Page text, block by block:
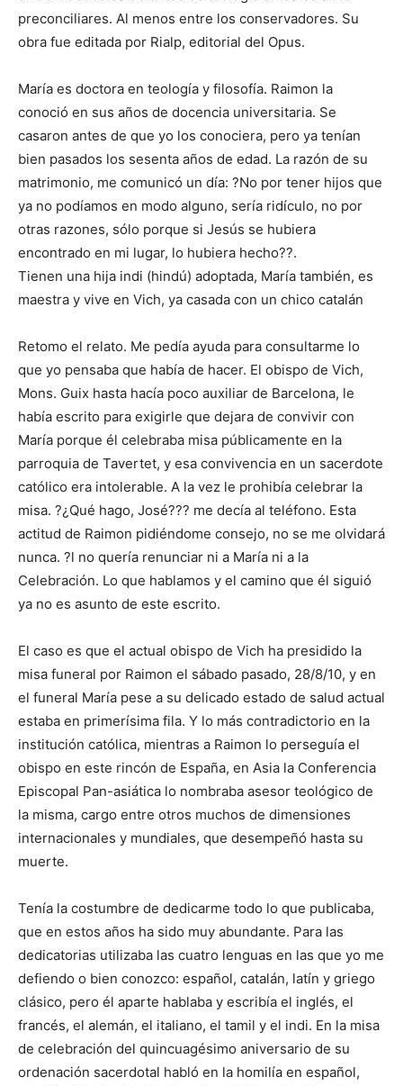
preconciliares. Al menos entre los conservadores. Su
obra fue editada por Rialp, editorial del Opus.
María es doctora en teología y filosofía. Raimon la
conoció en sus años de docencia universitaria. Se
casaron antes de que yo los conociera, pero ya tenían
bien pasados los sesenta años de edad. La razón de su
matrimonio, me comunicó un día: ?No por tener hijos que
ya no podíamos en modo alguno, sería ridículo, no por
otras razones, sólo porque si Jesús se hubiera
encontrado en mi lugar, lo hubiera hecho??.
Tienen una hija indi (hindú) adoptada, María también, es
maestra y vive en Vich, ya casada con un chico catalán
Retomo el relato. Me pedía ayuda para consultarme lo
que yo pensaba que había de hacer. El obispo de Vich,
Mons. Guix hasta hacía poco auxiliar de Barcelona, le
había escrito para exigirle que dejara de convivir con
María porque él celebraba misa públicamente en la
parroquia de Tavertet, y esa convivencia en un sacerdote
católico era intolerable. A la vez le prohibía celebrar la
misa. ?¿Qué hago, José??? me decía al teléfono. Esta
actitud de Raimon pidiéndome consejo, no se me olvidará
nunca. ?l no quería renunciar ni a María ni a la
Celebración. Lo que hablamos y el camino que él siguió
ya no es asunto de este escrito.
El caso es que el actual obispo de Vich ha presidido la
misa funeral por Raimon el sábado pasado, 28/8/10, y en
el funeral María pese a su delicado estado de salud actual
estaba en primerísima fila. Y lo más contradictorio en la
institución católica, mientras a Raimon lo perseguía el
obispo en este rincón de España, en Asia la Conferencia
Episcopal Pan-asiática lo nombraba asesor teológico de
la misma, cargo entre otros muchos de dimensiones
internacionales y mundiales, que desempeñó hasta su
muerte.
Tenía la costumbre de dedicarme todo lo que publicaba,
que en estos años ha sido muy abundante. Para las
dedicatorias utilizaba las cuatro lenguas en las que yo me
defiendo o bien conozco: español, catalán, latín y griego
clásico, pero él aparte hablaba y escribía el inglés, el
francés, el alemán, el italiano, el tamil y el indi. En la misa
de celebración del quincuagésimo aniversario de su
ordenación sacerdotal habló en la homilía en español,